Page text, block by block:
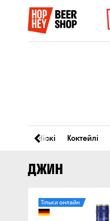
Віскі Коктейлі
ДЖИН
Тільки онлайн